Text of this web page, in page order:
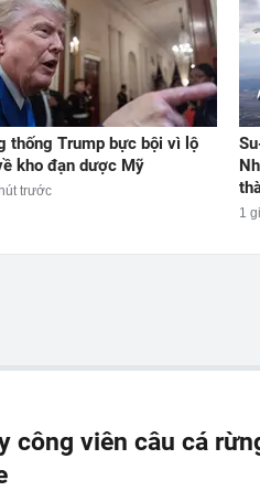
thống Trump bực bội vì lộ
kho đạn dược Mỹ
trước
1
công viên câu cá